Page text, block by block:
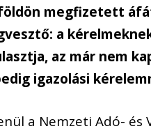
megfizetett
a
az már nem
igazolási
a Nemzeti Adó- és